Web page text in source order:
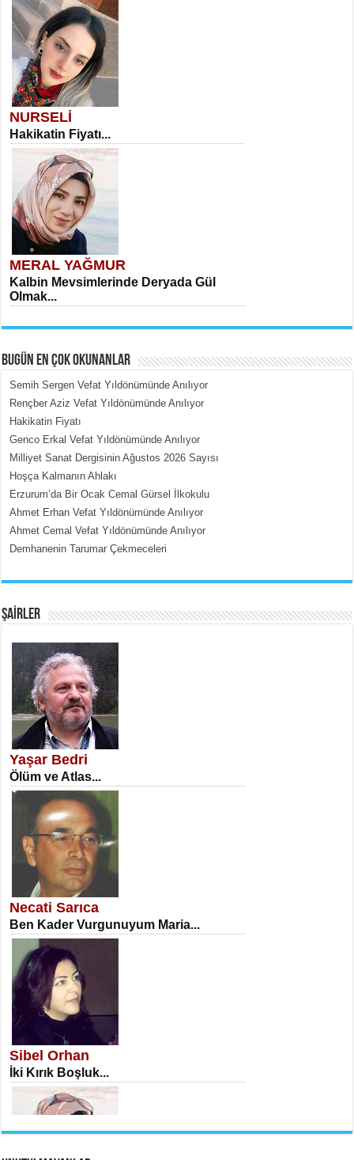
NURSELİ
Hakikatin Fiyatı...
MERAL YAĞMUR
Kalbin Mevsimlerinde Deryada Gül
Olmak...
MEHMET ÇOBAN
İçerdeki Put Dışardaki Maskeler...
SATILMIŞ ÜMİT ÇETİNKAYA
Erkenlik...
NECLA DİLEK ARSLAN
Öğretmenler Günü Mahkemesi...
İSA KARATEPE
Ekranlar Arasında Kaybolan İnsan...
BUGÜN EN ÇOK OKUNANLAR
Semih Sergen Vefat Yıldönümünde Anılıyor
Rençber Aziz Vefat Yıldönümünde Anılıyor
Hakikatin Fiyatı
Genco Erkal Vefat Yıldönümünde Anılıyor
Milliyet Sanat Dergisinin Ağustos 2026 Sayısı
Hoşça Kalmanın Ahlakı
Erzurum’da Bir Ocak Cemal Gürsel İlkokulu
Ahmet Erhan Vefat Yıldönümünde Anılıyor
Ahmet Cemal Vefat Yıldönümünde Anılıyor
Demhanenin Tarumar Çekmeceleri
ŞAİRLER
Yaşar Bedri
Ölüm ve Atlas...
Necati Sarıca
Ben Kader Vurgunuyum Maria...
Sibel Orhan
İki Kırık Boşluk...